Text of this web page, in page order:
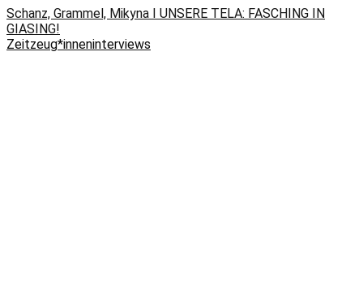
Schanz, Grammel, Mikyna I UNSERE TELA: FASCHING IN
GIASING!
Zeitzeug*inneninterviews